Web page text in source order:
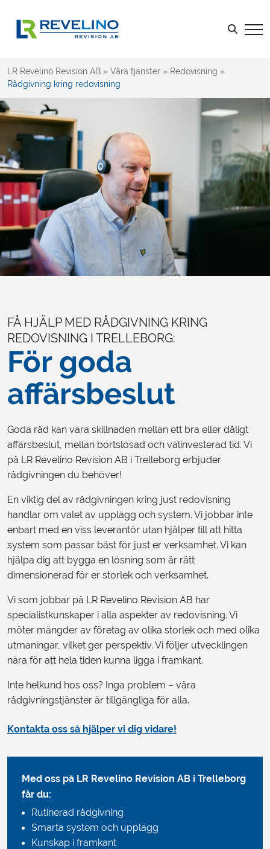
Rapportering & Uppföljning
Deklaration, Bokslut & Årsredovisning
Revision
Skatt
Rådgivning
LOGGA IN
Sök efter:
LR Revelino Revision AB » Våra tjänster » Redovisning »
Rådgivning kring redovisning
FÅ HJÄLP MED RÅDGIVNING KRING
REDOVISNING I TRELLEBORG:
För goda
affärsbeslut
Goda råd kan vara skillnaden mellan ett bra eller dåligt
affärsbeslut, mellan bortslösad och välinvesterad tid. Vi
på LR Revelino Revision AB i Trelleborg erbjuder
rådgivningen du behöver!
En viktig del av rådgivningen kring just redovisning
handlar om valet av upplägg och system. Vi jobbar inte
enbart med en viss leverantör utan hjälper till att hitta
system som passar bäst för just er verksamhet. Vi kan
hjälpa dig att bygga en lösning som är rätt
dimensionerad för er storlek och verksamhet.
Vi som jobbar på LR Revelino Revision AB har
specialistkunskaper i alla aspekter av redovisning. Vi
möter mängder av företag av olika storlek och med olika
utmaningar, vilket ger perspektiv. Vi följer utvecklingen
nära för att hela tiden kunna ligga i framkant.
Inte helkund hos oss? Inga problem – våra
rådgivningstjänster är tillgängliga för alla.
Kontakta oss så hjälper vi dig vidare!
Med oss på LR Revelino Revision AB i Trelleborg
får du:
Rutinerad rådgivning
Smarta system och upplägg
Kunskap i framkant